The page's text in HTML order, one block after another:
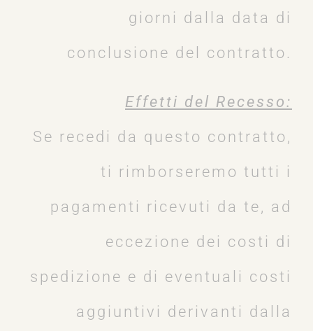
giorni dalla data di
conclusione del contratto.
Effetti del Recesso:
Se recedi da questo contratto,
ti rimborseremo tutti i
pagamenti ricevuti da te, ad
eccezione dei costi di
spedizione e di eventuali costi
aggiuntivi derivanti dalla